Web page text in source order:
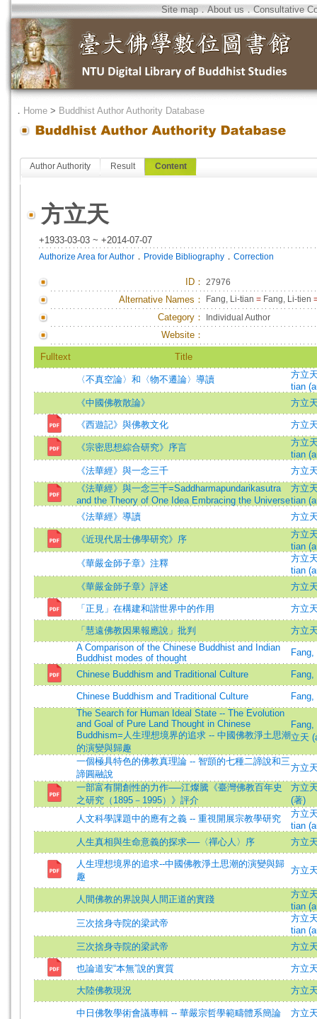
Site map．About us．Consultative
． Home > Buddhist Author Authority Database
Author Authority Result Content
方立天
+1933-03-03 ~ +2014-07-07
Authorize Area for Author ． Provide Bibliography ． Correction
ID ： 27976
Alternative Names： Fang, Li-tian = Fang, Li-tien
Category： Individual Author
Website：
Fulltext Title
〈不真空論〉和〈物不遷論〉導讀
方立
tian
《中國佛教散論》
方立
《西遊記》與佛教文化 方立
《宗密思想綜合研究》序言
方立
tian
《法華經》與一念三千
方立
《法華經》與一念三千=Saddharmapundarikasutra
and the Theory of One Idea Embracing the Universe
方立
tian
《法華經》導讀
方立
《近現代居士佛學研究》序
方立
tian
《華嚴金師子章》注釋
方立
tian
《華嚴金師子章》評述
方立
「正見」在構建和諧世界中的作用 方立
「慧遠佛教因果報應說」批判
方立
A Comparison of the Chinese Buddhist and Indian
Buddhist modes of thought
Chinese Buddhism and Traditional Culture
Chinese Buddhism and Traditional Culture
The Search for Human Ideal State -- The Evolution
and Goal of Pure Land Thought in Chinese
Buddhism=人生理想境界的追求 -- 中國佛教淨土思潮
的演變與歸趣
立天
一個極具特色的佛教真理論 -- 智顗的七種二諦說和三
諦圓融說
方立
一部富有開創性的力作──江燦騰《臺灣佛教百年史
之研究（1895－1995）》評介
方立
(著)
人文科學課題中的應有之義 -- 重視開展宗教學研究
方立
tian
人生真相與生命意義的探求──〈禪心人〉序
方立
人生理想境界的追求--中國佛教淨土思潮的演變與歸
趣
方立
人間佛教的界說與人間正道的實踐
方立
tian
三次捨身寺院的梁武帝
方立
tian
三次捨身寺院的梁武帝
方立
也論道安“本無”說的實質 方立
大陸佛教現況 方立
中日佛敎學術會議專輯 -- 華嚴宗哲學範疇體系簡論 方立